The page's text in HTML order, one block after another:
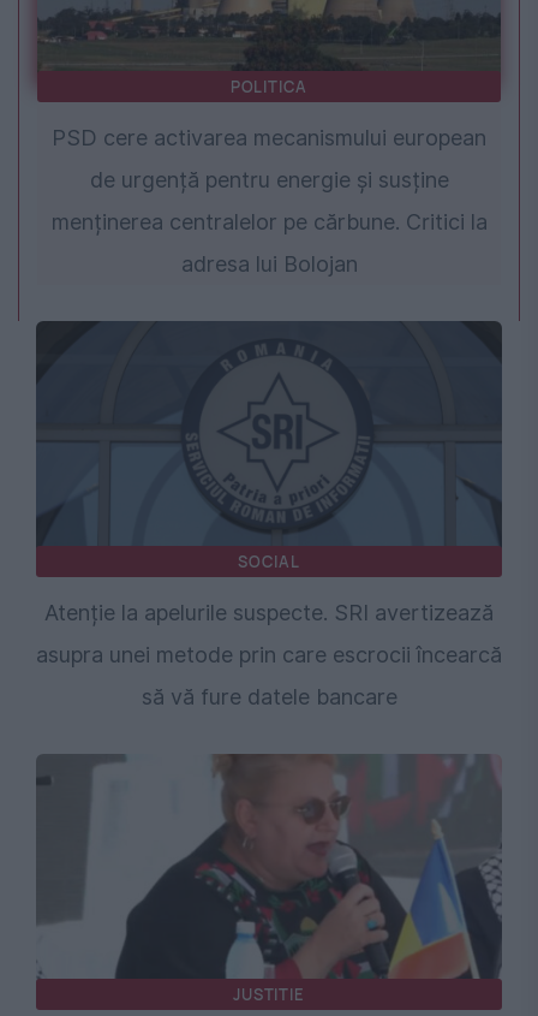
POLITICA
PSD cere activarea mecanismului european
de urgență pentru energie și susține
menținerea centralelor pe cărbune. Critici la
adresa lui Bolojan
SOCIAL
Atenție la apelurile suspecte. SRI avertizează
asupra unei metode prin care escrocii încearcă
să vă fure datele bancare
JUSTITIE